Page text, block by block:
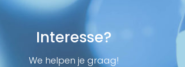
Interesse?
We helpen je graag!